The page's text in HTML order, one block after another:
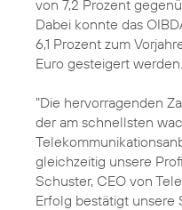
von 7,2 Prozent
Dabei konnte das
6,1 Prozent zum
Euro gesteigert werden.
"Die hervorragenden
der am schnellsten
gleichzeitig unsere
Schuster, CEO von
Erfolg bestätigt unsere